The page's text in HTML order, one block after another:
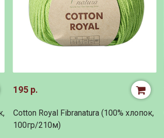
195 р.
Cotton Royal Fibranatura (100% хлопок,
100гр/210м)